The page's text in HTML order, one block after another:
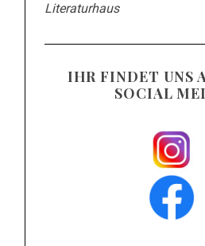
Literaturhaus
IHR FINDET UNS
SOCIAL